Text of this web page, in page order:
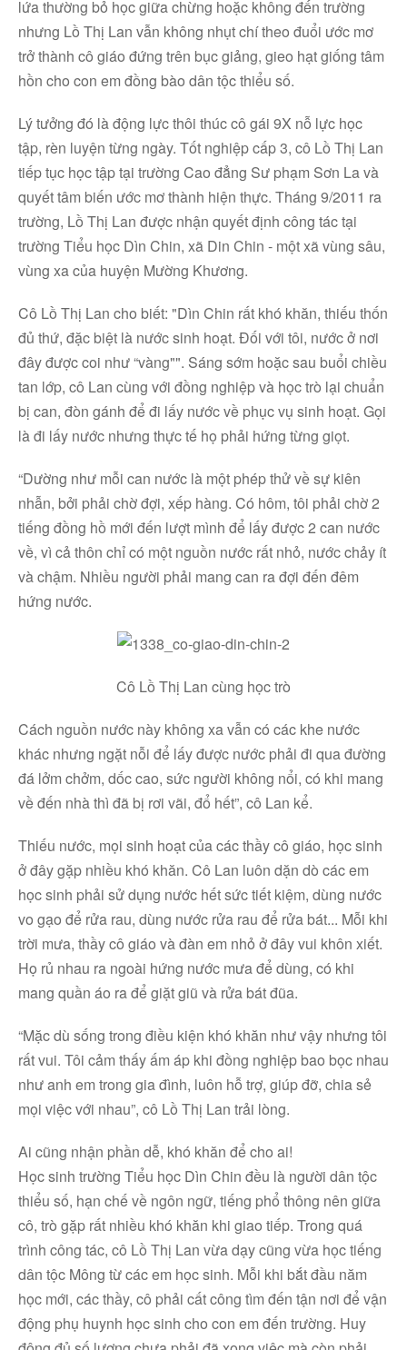
lứa thường bỏ học giữa chừng hoặc không đến trường
nhưng Lồ Thị Lan vẫn không nhụt chí theo đuổi ước mơ
trở thành cô giáo đứng trên bục giảng, gieo hạt giống tâm
hồn cho con em đồng bào dân tộc thiểu số.
Lý tưởng đó là động lực thôi thúc cô gái 9X nỗ lực học
tập, rèn luyện từng ngày. Tốt nghiệp cấp 3, cô Lồ Thị Lan
tiếp tục học tập tại trường Cao đẳng Sư phạm Sơn La và
quyết tâm biến ước mơ thành hiện thực. Tháng 9/2011 ra
trường, Lồ Thị Lan được nhận quyết định công tác tại
trường Tiểu học Dìn Chin, xã Din Chin - một xã vùng sâu,
vùng xa của huyện Mường Khương.
Cô Lồ Thị Lan cho biết: "Dìn Chin rất khó khăn, thiếu thốn
đủ thứ, đặc biệt là nước sinh hoạt. Đối với tôi, nước ở nơi
đây được coi như “vàng"". Sáng sớm hoặc sau buổi chiều
tan lớp, cô Lan cùng với đồng nghiệp và học trò lại chuẩn
bị can, đòn gánh để đi lấy nước về phục vụ sinh hoạt. Gọi
là đi lấy nước nhưng thực tế họ phải hứng từng giọt.
“Dường như mỗi can nước là một phép thử về sự kiên
nhẫn, bởi phải chờ đợi, xếp hàng. Có hôm, tôi phải chờ 2
tiếng đồng hồ mới đến lượt mình để lấy được 2 can nước
về, vì cả thôn chỉ có một nguồn nước rất nhỏ, nước chảy ít
và chậm. Nhiều người phải mang can ra đợi đến đêm
hứng nước.
Cô Lồ Thị Lan cùng học trò
Cách nguồn nước này không xa vẫn có các khe nước
khác nhưng ngặt nỗi để lấy được nước phải đi qua đường
đá lởm chởm, dốc cao, sức người không nổi, có khi mang
về đến nhà thì đã bị rơi vãi, đổ hết”, cô Lan kể.
Thiếu nước, mọi sinh hoạt của các thầy cô giáo, học sinh
ở đây gặp nhiều khó khăn. Cô Lan luôn dặn dò các em
học sinh phải sử dụng nước hết sức tiết kiệm, dùng nước
vo gạo để rửa rau, dùng nước rửa rau để rửa bát... Mỗi khi
trời mưa, thầy cô giáo và đàn em nhỏ ở đây vui khôn xiết.
Họ rủ nhau ra ngoài hứng nước mưa để dùng, có khi
mang quần áo ra để giặt giũ và rửa bát đũa.
“Mặc dù sống trong điều kiện khó khăn như vậy nhưng tôi
rất vui. Tôi cảm thấy ấm áp khi đồng nghiệp bao bọc nhau
như anh em trong gia đình, luôn hỗ trợ, giúp đỡ, chia sẻ
mọi việc với nhau”, cô Lồ Thị Lan trải lòng.
Ai cũng nhận phần dễ, khó khăn để cho ai!
Học sinh trường Tiểu học Dìn Chin đều là người dân tộc
thiểu số, hạn chế về ngôn ngữ, tiếng phổ thông nên giữa
cô, trò gặp rất nhiều khó khăn khi giao tiếp. Trong quá
trình công tác, cô Lồ Thị Lan vừa dạy cũng vừa học tiếng
dân tộc Mông từ các em học sinh. Mỗi khi bắt đầu năm
học mới, các thầy, cô phải cất công tìm đến tận nơi để vận
động phụ huynh học sinh cho con em đến trường. Huy